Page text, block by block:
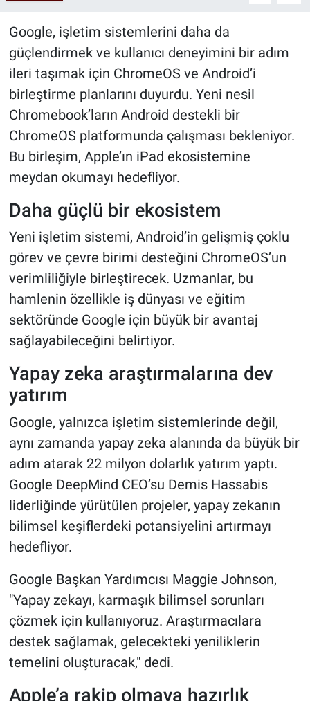
Google, işletim sistemlerini daha da
güçlendirmek ve kullanıcı deneyimini bir adım
ileri taşımak için ChromeOS ve Android’i
birleştirme planlarını duyurdu. Yeni nesil
Chromebook’ların Android destekli bir
ChromeOS platformunda çalışması bekleniyor.
Bu birleşim, Apple’ın iPad ekosistemine
meydan okumayı hedefliyor.
Daha güçlü bir ekosistem
Yeni işletim sistemi, Android’in gelişmiş çoklu
görev ve çevre birimi desteğini ChromeOS’un
verimliliğiyle birleştirecek. Uzmanlar, bu
hamlenin özellikle iş dünyası ve eğitim
sektöründe Google için büyük bir avantaj
sağlayabileceğini belirtiyor.
Yapay zeka araştırmalarına dev
yatırım
Google, yalnızca işletim sistemlerinde değil,
aynı zamanda yapay zeka alanında da büyük bir
adım atarak 22 milyon dolarlık yatırım yaptı.
Google DeepMind CEO’su Demis Hassabis
liderliğinde yürütülen projeler, yapay zekanın
bilimsel keşiflerdeki potansiyelini artırmayı
hedefliyor.
Google Başkan Yardımcısı Maggie Johnson,
"Yapay zekayı, karmaşık bilimsel sorunları
çözmek için kullanıyoruz. Araştırmacılara
destek sağlamak, gelecekteki yeniliklerin
temelini oluşturacak," dedi.
Apple’a rakip olmaya hazırlık